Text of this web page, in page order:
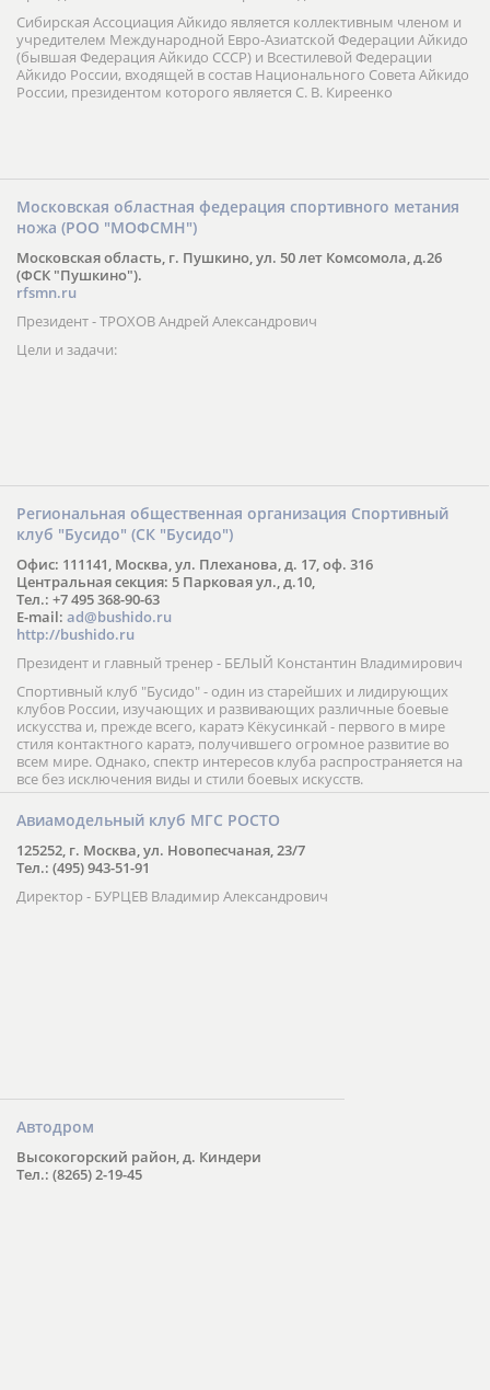
Сибирская Ассоциация Айкидо является коллективным членом и
учредителем Международной Евро-Азиатской Федерации Айкидо
(бывшая Федерация Айкидо СССР) и Всестилевой Федерации
Айкидо России, входящей в состав Национального Совета Айкидо
России, президентом которого является С. В. Киреенко
Московская областная федерация спортивного метания
ножа (РОО "МОФСМН")
Московская область, г. Пушкино, ул. 50 лет Комсомола, д.26
(ФСК "Пушкино").
rfsmn.ru
Президент - ТРОХОВ Андрей Александрович
Цели и задачи:
Региональная общественная организация Спортивный
клуб "Бусидо" (СК "Бусидо")
Офис: 111141, Москва, ул. Плеханова, д. 17, оф. 316
Центральная секция: 5 Парковая ул., д.10,
Тел.: +7 495 368-90-63
E-mail: ad@bushido.ru
http://bushido.ru
Президент и главный тренер - БЕЛЫЙ Константин Владимирович
Спортивный клуб "Бусидо" - один из старейших и лидирующих
клубов России, изучающих и развивающих различные боевые
искусства и, прежде всего, каратэ Кёкусинкай - первого в мире
стиля контактного каратэ, получившего огромное развитие во
всем мире. Однако, спектр интересов клуба распространяется на
все без исключения виды и стили боевых искусств.
Авиамодельный клуб МГС РОСТО
125252, г. Москва, ул. Новопесчаная, 23/7
Тел.: (495) 943-51-91
Директор - БУРЦЕВ Владимир Александрович
Автодром
Высокогорский район, д. Киндери
Тел.: (8265) 2-19-45